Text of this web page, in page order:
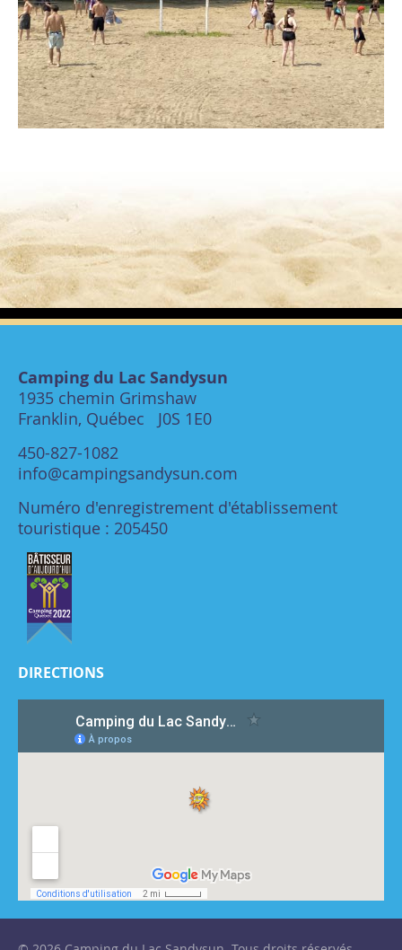
Camping du Lac Sandysun
1935 chemin Grimshaw
Franklin, Québec J0S 1E0
450-827-1082
info@campingsandysun.com
Numéro d'enregistrement d'établissement
touristique : 205450
DIRECTIONS